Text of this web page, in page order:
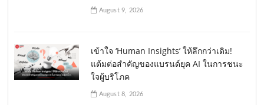
August 9, 2026
เข้าใจ ‘Human Insights’ ให้ลึกกว่าเดิม!
แต้มต่อสำคัญของแบรนด์ยุค AI ในการชนะ
ใจผู้บริโภค
August 8, 2026